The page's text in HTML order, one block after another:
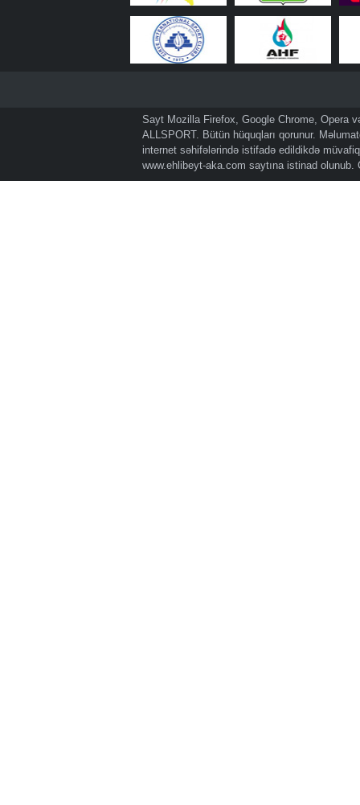
Sayt Mozilla Firefox, Google Chrome, Opera
ALLSPORT. Bütün hüquqları qorunur.
internet səhifələrində istifadə edildikdə
www.ehlibeyt-aka.com saytına istinad olunub.